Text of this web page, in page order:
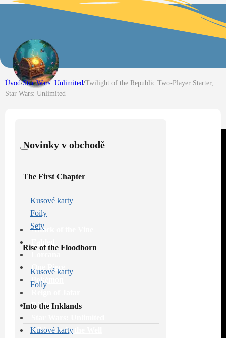
Attack of the Vine
One Piece
Pokémon
Riftbound
Whispers in the Well
Úvod/Star Wars: Unlimited/Twilight of the Republic Two-Player Starter,
Star Wars: Unlimited
Novinky v obchodě
The First Chapter
Kusové karty
Foily
Sety
Rise of the Floodborn
Kusové karty
Foily
Into the Inklands
Kusové karty